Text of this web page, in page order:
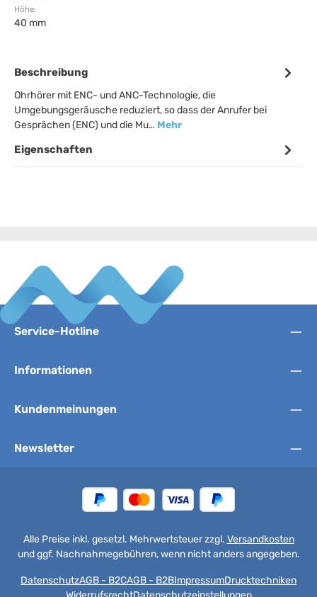
Höhe:
40 mm
Beschreibung
Ohrhörer mit ENC- und ANC-Technologie, die
Umgebungsgeräusche reduziert, so dass der Anrufer bei
Gesprächen (ENC) und die Mu… Mehr
Eigenschaften
Service-Hotline
Informationen
Kundenmeinungen
Newsletter
Alle Preise inkl. gesetzl. Mehrwertsteuer zzgl. Versandkosten
und ggf. Nachnahmegebühren, wenn nicht anders angegeben.
DatenschutzAGB - B2CAGB - B2BImpressumDrucktechniken